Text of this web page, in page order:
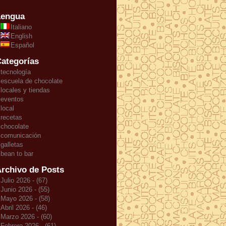
Italiano
English
Español
tecnología
escuela de chocolate
locales y tiendas
eventos
local
recetas
chocolate
comunicación
galletas
bean to bar
de Posts
Julio 2026 - (67)
Junio 2026 - (55)
Mayo 2026 - (58)
Abril 2026 - (46)
Marzo 2026 - (60)